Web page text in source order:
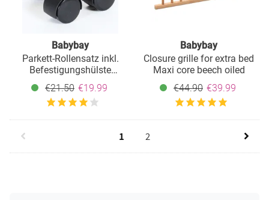
Babybay
Parkett-Rollensatz inkl.
Befestigungshülste
passend für alle Babybay
Betten - Schwarz
€21.50 €19.99
Babybay
Closure grille for extra bed
Maxi core beech oiled
€44.90 €39.99
1 2